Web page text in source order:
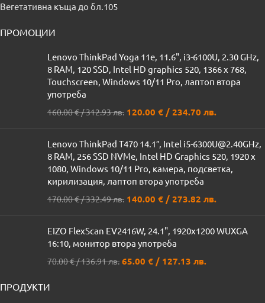
Вегетативна къща до бл.105
ПРОМОЦИИ
Lenovo ThinkPad Yoga 11e, 11.6", i3-6100U, 2.30 GHz,
8 RAM, 120 SSD, Intel HD graphics 520, 1366 x 768,
Touchscreen, Windows 10/11 Pro, лаптоп втора
употреба
160.00€/ 312.93 лв. 120.00 € / 234.70 лв.
Lenovo ThinkPad T470 14.1″, Intel i5-6300U@2.40GHz,
8 RAM, 256 SSD NVMe, Intel HD Graphics 520, 1920 x
1080, Windows 10/11 Pro, камера, подсветка,
кирилизация, лаптоп втора употреба
170.00€/ 332.49 лв. 140.00 € / 273.82 лв.
EIZO FlexScan EV2416W, 24.1", 1920x1200 WUXGA
16:10, монитор втора употреба
70.00€/ 136.91 лв. 65.00 € / 127.13 лв.
ПРОДУКТИ